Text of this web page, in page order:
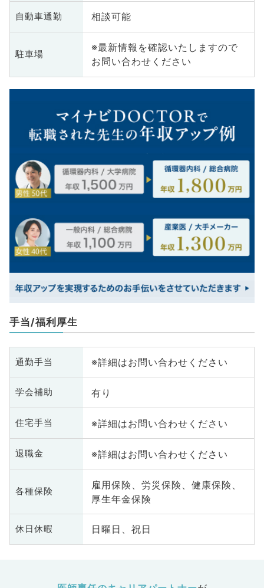
自動車通勤 相談可能
駐車場
※最新情報を確認いたしますので
お問い合わせください
手当/福利厚生
通勤手当 ※詳細はお問い合わせください
学会補助 有り
住宅手当 ※詳細はお問い合わせください
退職金 ※詳細はお問い合わせください
各種保険
雇用保険、労災保険、健康保険、
厚生年金保険
休日休暇 日曜日、祝日